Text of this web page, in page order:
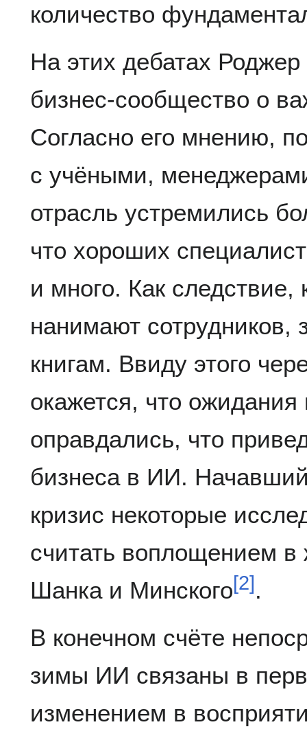
количество
На этих дебатах
бизнес-сообщество о
Согласно его мнению,
с учёными,
отрасль устремились
что хороших
и много. Как следствие,
нанимают
книгам. Ввиду этого
окажется, что
оправдались, что
бизнеса в ИИ.
кризис некоторые
считать воплощением
Шанка и Минского[2] .
В конечном счёте
зимы ИИ связаны в
изменением в